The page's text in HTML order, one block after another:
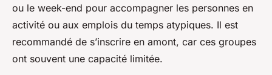
ou le week-end pour accompagner les personnes en
activité ou aux emplois du temps atypiques. Il est
recommandé de s’inscrire en amont, car ces groupes
ont souvent une capacité limitée.